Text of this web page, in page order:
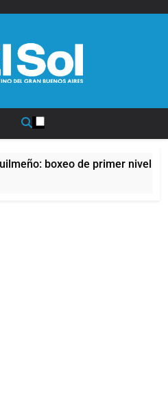
boxeo de primer nivel en